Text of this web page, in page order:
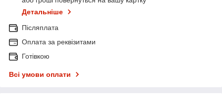
Детальніше
Післяплата
Оплата за реквізитами
Готівкою
Всі умови оплати